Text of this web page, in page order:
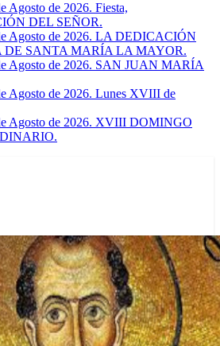
Agosto de 2026. Fiesta,
DEL SEÑOR.
Agosto de 2026. LA DEDICACIÓN
SANTA MARÍA LA MAYOR.
Agosto de 2026. SAN JUAN MARÍA
Agosto de 2026. Lunes XVIII de
Agosto de 2026. XVIII DOMINGO